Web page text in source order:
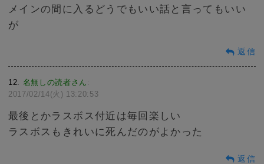
メインの間に入るどうでもいい話と言ってもいい
が
返信
12 名無しの読者さん :
2017/02/14(火) 13:20:53
最後とかラスボス付近は毎回楽しい
ラスボスもきれいに死んだのがよかった
返信